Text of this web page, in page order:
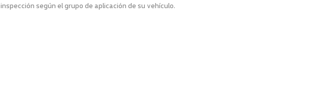
inspección según el grupo de aplicación de su vehículo.